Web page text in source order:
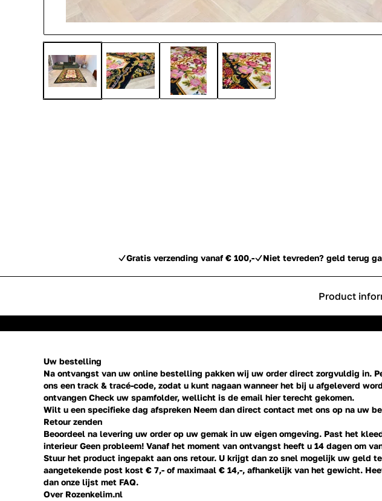
Gratis verzending vanaf € 100,- Niet tevreden? geld terug
Product
Uw bestelling
Na ontvangst van uw online bestelling pakken wij uw order direct zorgvuldig in.
ons een track & tracé-code, zodat u kunt nagaan wanneer het bij u afgeleverd
ontvangen Check uw spamfolder, wellicht is de email hier terecht gekomen.
Wilt u een specifieke dag afspreken Neem dan direct contact met ons op na uw
Retour zenden
Beoordeel na levering uw order op uw gemak in uw eigen omgeving. Past het
interieur Geen probleem! Vanaf het moment van ontvangst heeft u 14 dagen om
Stuur het product ingepakt aan ons retour. U krijgt dan zo snel mogelijk uw geld
aangetekende post kost € 7,- of maximaal € 14,-, afhankelijk van het gewicht.
dan onze lijst met FAQ.
Over Rozenkelim.nl